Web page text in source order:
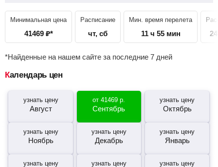
Минимальная цена
41469 ₽*
Расписание
чт, сб
Мин. время перелета
11 ч 55 мин
*Найденные на нашем сайте за последние 7 дней
Календарь цен
узнать цену
Август
от41469 р.
Сентябрь
узнать цену
Октябрь
узнать цену
Ноябрь
узнать цену
Декабрь
узнать цену
Январь
узнать цену узнать цену узнать цену